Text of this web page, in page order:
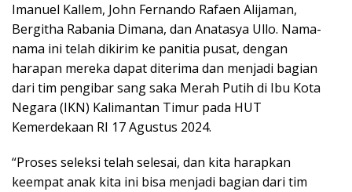
Imanuel Kallem, John Fernando Rafaen Alijaman,
Bergitha Rabania Dimana, dan Anatasya Ullo. Nama-
nama ini telah dikirim ke panitia pusat, dengan
harapan mereka dapat diterima dan menjadi bagian
dari tim pengibar sang saka Merah Putih di Ibu Kota
Negara (IKN) Kalimantan Timur pada HUT
Kemerdekaan RI 17 Agustus 2024.
“Proses seleksi telah selesai, dan kita harapkan
keempat anak kita ini bisa menjadi bagian dari tim